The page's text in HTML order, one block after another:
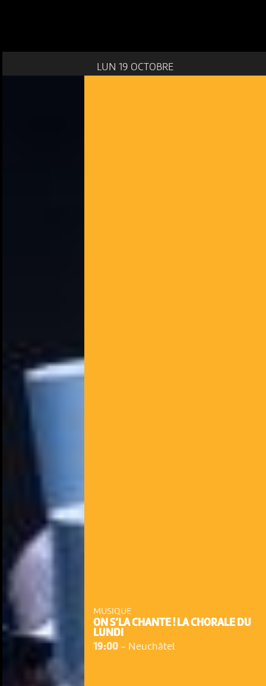
LUN 19 OCTOBRE
MUSIQUE
ON S’LA CHANTE ! LA CHORALE DU
LUNDI
19:00- Neuchâtel